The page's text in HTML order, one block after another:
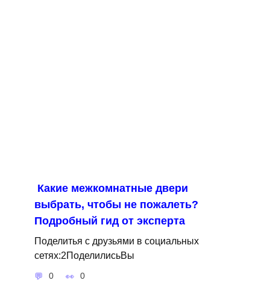
Какие межкомнатные двери
выбрать, чтобы не пожалеть?
Подробный гид от эксперта
Поделитья с друзьями в социальных
сетях:2ПоделилисьВы
0 0